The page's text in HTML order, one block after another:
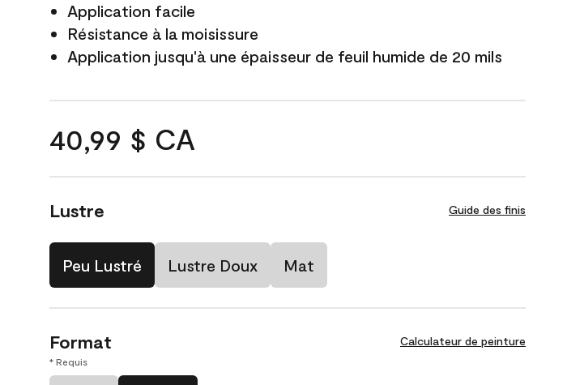
Application facile
Résistance à la moisissure
Application jusqu'à une épaisseur de feuil humide de 20 mils
40,99 $ CA
Lustre Guide des finis
Peu Lustré Lustre Doux Mat
Format Calculateur de peinture
* Requis